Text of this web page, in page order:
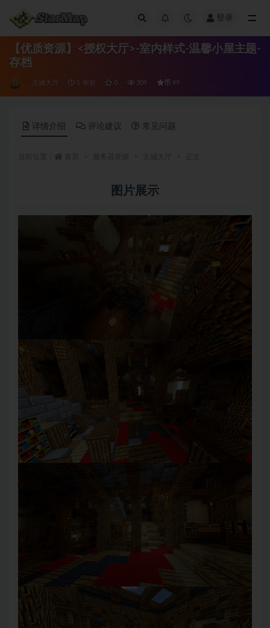
登录
【优质资源】<授权大厅>-室内样式-温馨小屋主题-
存档
主城大厅 5 年前 0 309 币 99
详情介绍 评论建议 常见问题
图片展示